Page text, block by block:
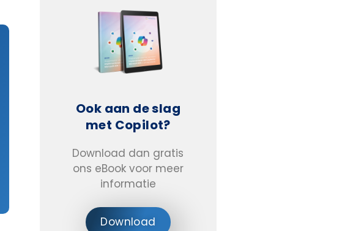
Ook aan de slag
met Copilot?
Download dan gratis
ons eBook voor meer
informatie
Download